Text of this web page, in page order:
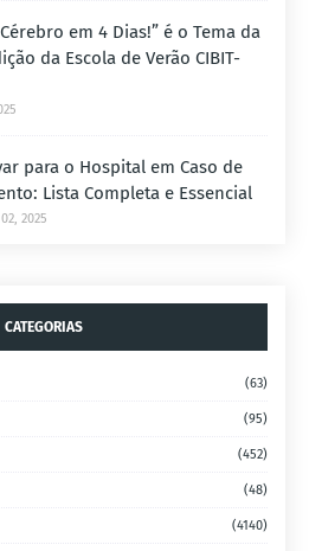
em 4 Dias!” é o Tema da
da Escola de Verão CIBIT-
para o Hospital em Caso de
Lista Completa e Essencial
2025
CATEGORIAS
(63)
(95)
(452)
(48)
(4140)